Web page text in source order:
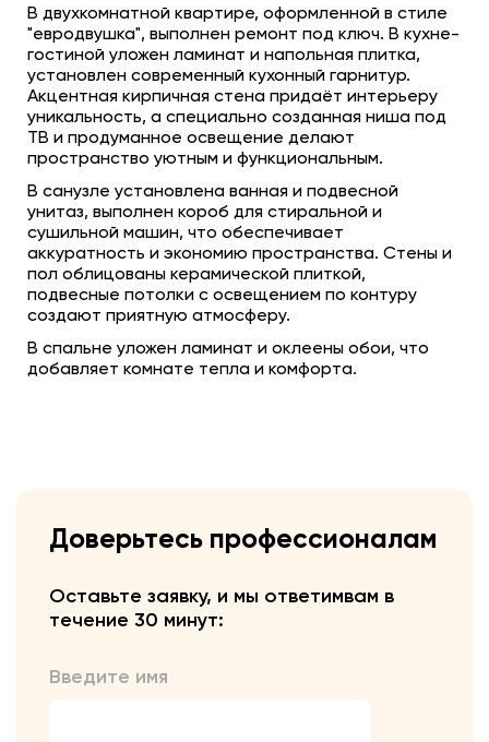
В двухкомнатной квартире, оформленной в стиле
"евродвушка", выполнен ремонт под ключ. В кухне-
гостиной уложен ламинат и напольная плитка,
установлен современный кухонный гарнитур.
Акцентная кирпичная стена придаёт интерьеру
уникальность, а специально созданная ниша под
ТВ и продуманное освещение делают
пространство уютным и функциональным.
В санузле установлена ванная и подвесной
унитаз, выполнен короб для стиральной и
сушильной машин, что обеспечивает
аккуратность и экономию пространства. Стены и
пол облицованы керамической плиткой,
подвесные потолки с освещением по контуру
создают приятную атмосферу.
В спальне уложен ламинат и оклеены обои, что
добавляет комнате тепла и комфорта.
Доверьтесь профессионалам
Оставьте заявку, и мы ответимвам в
течение 30 минут:
Введите имя